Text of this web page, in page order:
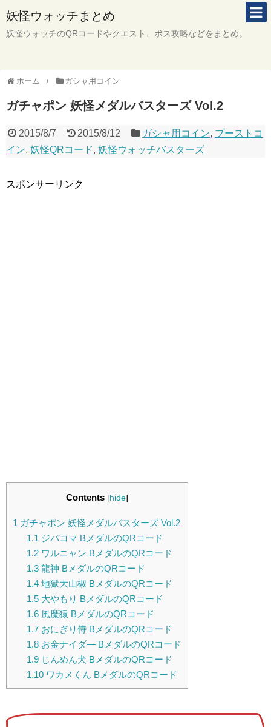
妖怪ウォッチまとめ
妖怪ウォッチのQRコードやクエスト、ボス攻略などをまとめ。
ホーム ガシャ用コイン
ガチャポン 妖怪メダルバスターズ Vol.2
2015/8/7 2015/8/12 ガシャ用コイン, ブーストコ
イン, 妖怪QRコード, 妖怪ウォッチバスターズ
スポンサーリンク
Contents [hide]
1 ガチャポン 妖怪メダルバスターズ Vol.2
1.1 ジバコマ BメダルのQRコード
1.2ワルニャン BメダルのQRコード
1.3龍神 BメダルのQRコード
1.4地獄大山椒 BメダルのQRコード
1.5大やもり BメダルのQRコード
1.6風魔猿 BメダルのQRコード
1.7おにぎり侍 BメダルのQRコード
1.8お金ナイダ― BメダルのQRコード
1.9じんめん犬 BメダルのQRコード
1.10ワカメくん BメダルのQRコード